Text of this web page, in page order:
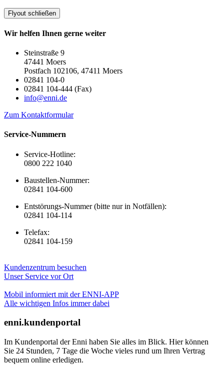
Flyout schließen
Wir helfen Ihnen gerne weiter
Steinstraße 9
47441 Moers
Postfach 102106, 47411 Moers
02841 104-0
02841 104-444 (Fax)
info@enni.de
Zum Kontaktformular
Service-Nummern
Service-Hotline:
0800 222 1040
Baustellen-Nummer:
02841 104-600
Entstörungs-Nummer (bitte nur in Notfällen):
02841 104-114
Telefax:
02841 104-159
Kundenzentrum besuchen
Unser Service vor Ort
Mobil informiert mit der ENNI-APP
Alle wichtigen Infos immer dabei
enni.kundenportal
Im Kundenportal der Enni haben Sie alles im Blick. Hier können
Sie 24 Stunden, 7 Tage die Woche vieles rund um Ihren Vertrag
bequem online erledigen.